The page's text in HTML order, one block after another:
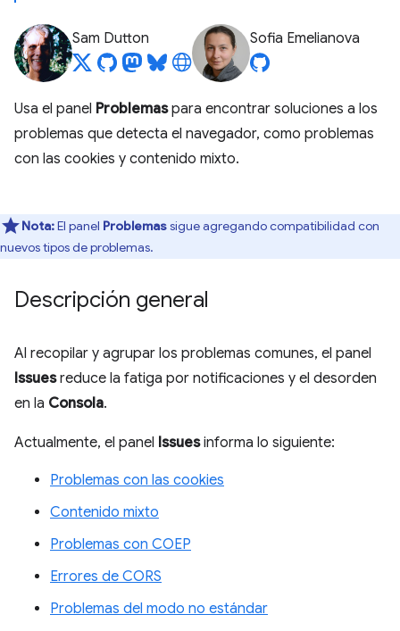
Sam Dutton Sofia Emelianova
Usa el panel Problemaspara encontrar soluciones a los
problemas que detecta el navegador, como problemas
con las cookies y contenido mixto.
Nota:El panel Problemassigue agregando compatibilidad con
nuevos tipos de problemas.
Descripción general
Al recopilar y agrupar los problemas comunes, el panel
Issuesreduce la fatiga por notificaciones y el desorden
en la Consola.
Actualmente, el panel Issuesinforma lo siguiente:
Problemas con las cookies
Contenido mixto
Problemas con COEP
Errores de CORS
Problemas del modo no estándar